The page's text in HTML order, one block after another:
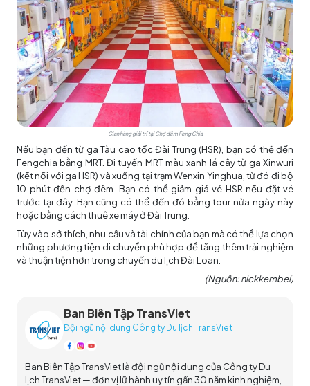
Gian hàng giải trí tại Chợ đêm Feng Chia
Nếu bạn đến từ ga Tàu cao tốc Đài Trung (HSR), bạn có thể đến
Fengchia bằng MRT. Đi tuyến MRT màu xanh lá cây từ ga Xinwuri
(kết nối với ga HSR) và xuống tại trạm Wenxin Yinghua, từ đó đi bộ
10 phút đến chợ đêm. Bạn có thể giảm giá vé HSR nếu đặt vé
trước tại đây. Bạn cũng có thể đến đó bằng tour nửa ngày này
hoặc bằng cách thuê xe máy ở Đài Trung.
Tùy vào sở thích, nhu cầu và tài chính của bạn mà có thể lựa chọn
những phương tiện di chuyển phù hợp để tăng thêm trải nghiệm
và thuận tiện hơn trong chuyến du lịch Đài Loan
(Nguồn: nickkembel)
Ban Biên Tập TransViet
Đội ngũ nội dung Công ty Du lịch TransViet
Ban Biên Tập TransViet là đội ngũ nội dung của Công ty Du
lịch TransViet — đơn vị lữ hành uy tín gần 30 năm kinh nghiệm,